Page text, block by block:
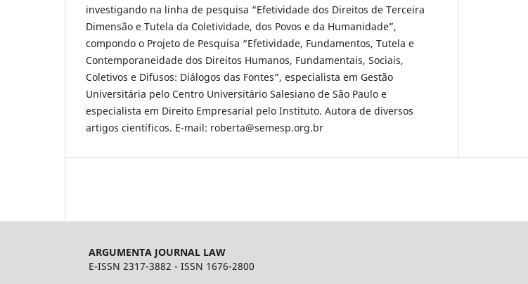
investigando na linha de pesquisa “Efetividade dos Direitos de Terceira
Dimensão e Tutela da Coletividade, dos Povos e da Humanidade”,
compondo o Projeto de Pesquisa “Efetividade, Fundamentos, Tutela e
Contemporaneidade dos Direitos Humanos, Fundamentais, Sociais,
Coletivos e Difusos: Diálogos das Fontes”, especialista em Gestão
Universitária pelo Centro Universitário Salesiano de São Paulo e
especialista em Direito Empresarial pelo Instituto. Autora de diversos
artigos científicos. E-mail: roberta@semesp.org.br
ARGUMENTA JOURNAL LAW
E-ISSN 2317-3882 - ISSN 1676-2800